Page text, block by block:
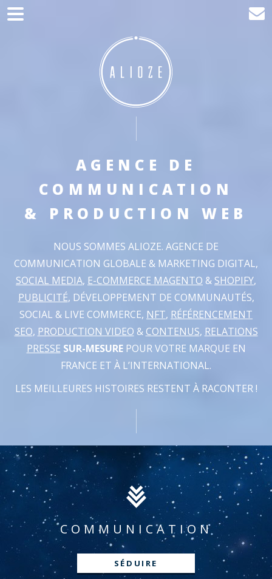
Accueil
Contact
AGENCE DE
COMMUNICATION
& PRODUCTION WEB
NOUS SOMMES ALIOZE. AGENCE DE
COMMUNICATION GLOBALE & MARKETING DIGITAL,
SOCIAL MEDIA, E-COMMERCE MAGENTO & SHOPIFY,
PUBLICITÉ, DÉVELOPPEMENT DE COMMUNAUTÉS,
SOCIAL & LIVE COMMERCE, NFT, RÉFÉRENCEMENT
SEO, PRODUCTION VIDEO & CONTENUS, RELATIONS
PRESSE SUR-MESUREPOUR VOTRE MARQUE EN
FRANCE ET À L’INTERNATIONAL.
LES MEILLEURES HISTOIRES RESTENT À RACONTER !
COMMUNICATION
SÉDUIRE